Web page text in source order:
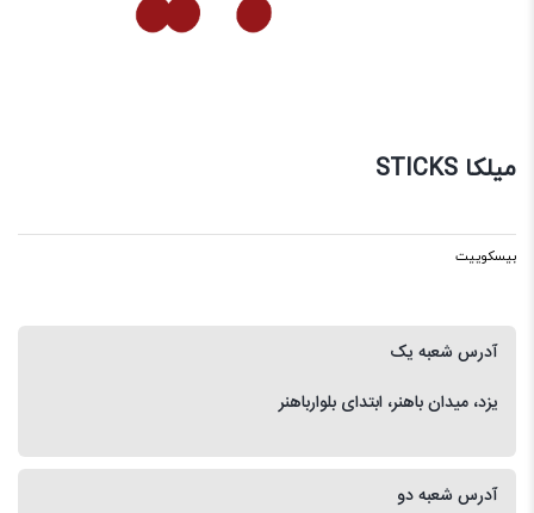
میلکا STICKS
بیسکوییت
آدرس شعبه یک
یزد، میدان باهنر، ابتدای بلوارباهنر
آدرس شعبه دو